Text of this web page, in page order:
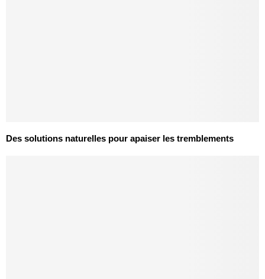
Des solutions naturelles pour apaiser les tremblements